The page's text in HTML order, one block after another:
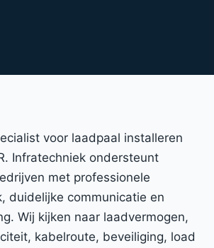
voor laadpaal installeren
Infratechniek ondersteunt
met professionele
duidelijke communicatie en
Wij kijken naar laadvermogen,
kabelroute, beveiliging, load